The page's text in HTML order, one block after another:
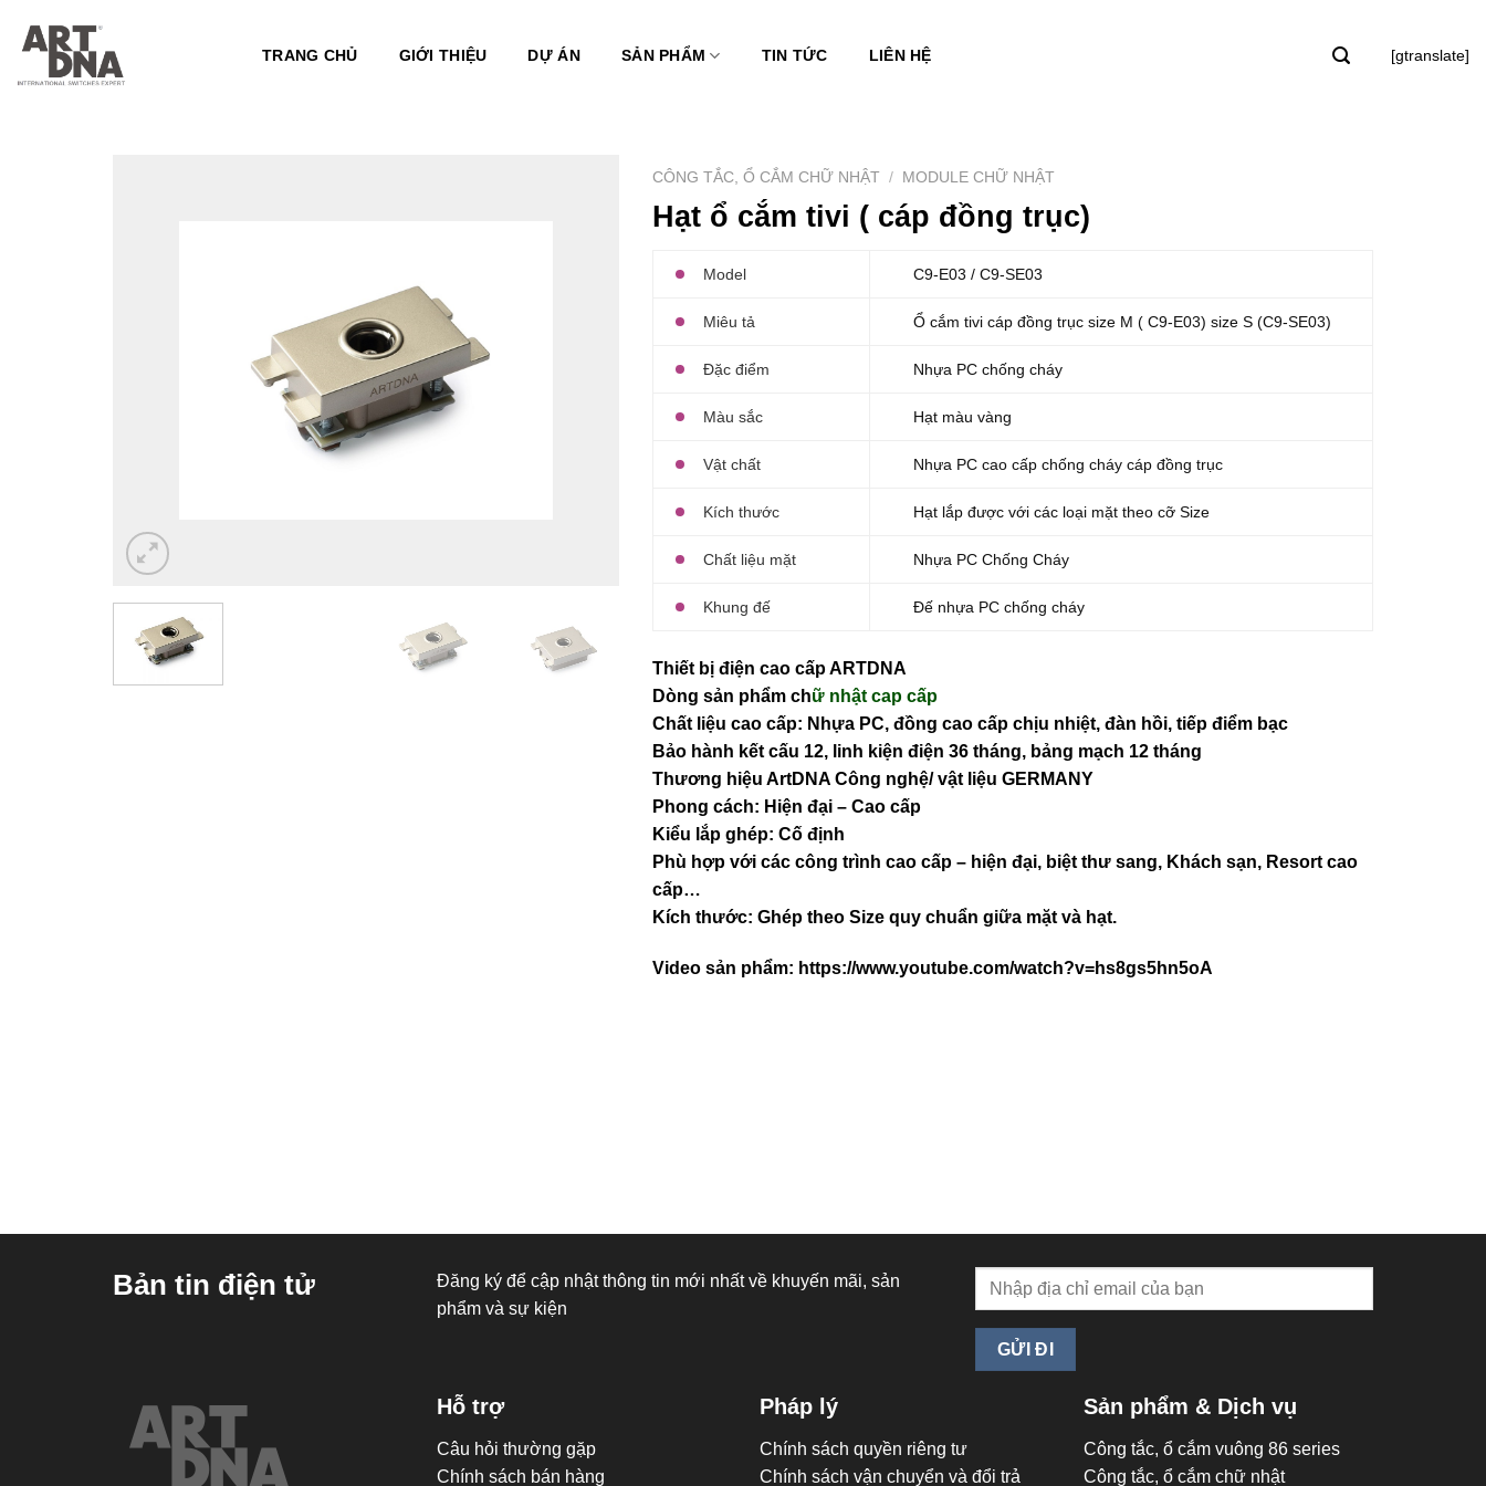
TRANG CHỦ GIỚI THIỆU DỰ ÁN SẢN PHẨM TIN TỨC LIÊN HỆ [gtranslate]
CÔNG TẮC, Ổ CẮM CHỮ NHẬT / MODULE CHỮ NHẬT
Hạt ổ cắm tivi ( cáp đồng trục)
Model C9-E03 / C9-SE03
Miêu tả Ổ cắm tivi cáp đồng trục size M ( C9-E03) size S (C9-SE03)
Đặc điểm Nhựa PC chống cháy
Màu sắc Hạt màu vàng
Vật chất Nhựa PC cao cấp chống cháy cáp đồng trục
Kích thước Hạt lắp được với các loại mặt theo cỡ Size
Chất liệu mặt Nhựa PC Chống Cháy
Khung đế Đế nhựa PC chống cháy
Thiết bị điện cao cấp ARTDNA
Dòng sản phẩm chữ nhật cap cấp
Chất liệu cao cấp: Nhựa PC, đồng cao cấp chịu nhiệt, đàn hồi, tiếp điểm bạc
Bảo hành kết cấu 12, linh kiện điện 36 tháng, bảng mạch 12 tháng
Thương hiệu ArtDNA Công nghệ/ vật liệu GERMANY
Phong cách: Hiện đại – Cao cấp
Kiểu lắp ghép: Cố định
Phù hợp với các công trình cao cấp – hiện đại, biệt thư sang, Khách sạn, Resort cao
cấp…
Kích thước: Ghép theo Size quy chuẩn giữa mặt và hạt.
Video sản phẩm: https://www.youtube.com/watch?v=hs8gs5hn5oA
Bản tin điện tử
Đăng ký để cập nhật thông tin mới nhất về khuyến mãi, sản
phẩm và sự kiện
Hỗ trợ
Câu hỏi thường gặp
Chính sách bán hàng
Pháp lý
Chính sách quyền riêng tư
Chính sách vận chuyển và đổi trả
Sản phẩm & Dịch vụ
Công tắc, ổ cắm vuông 86 series
Công tắc, ổ cắm chữ nhật